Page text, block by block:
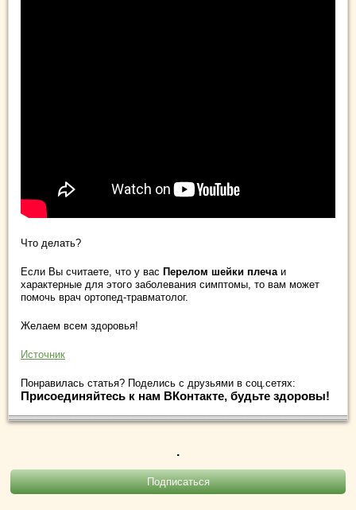
Что делать?
Если Вы считаете, что у вас Перелом шейки плечаи
характерные для этого заболевания симптомы, то вам может
помочь врач ортопед-травматолог.
Желаем всем здоровья!
Источник
Понравилась статья? Поделись с друзьями в соц.сетях:
Присоединяйтесь к нам ВКонтакте, будьте здоровы!
.